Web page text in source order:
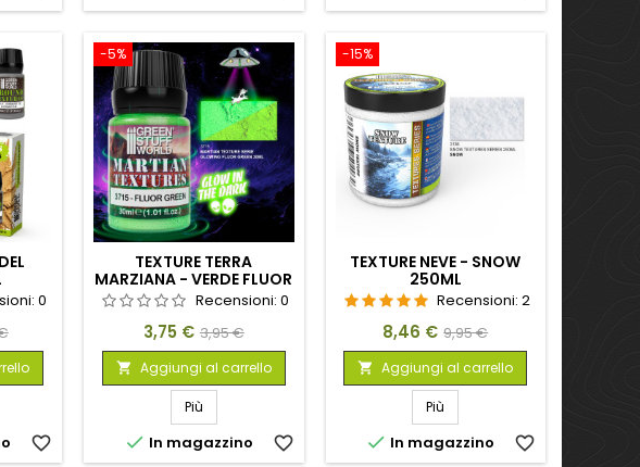
0
favorite_border
-5%
TEXTURE TERRA
MARZIANA - VERDE FLUOR
30MLRecensioni: 0
Prezzo
3,75 € Prezzo
base
3,95 €
 Aggiungi al carrello
Più
 In magazzino favorite_border
-15%
TEXTURE NEVE - SNOW
250ML
Recensioni:2
Prezzo
8,46 € Prezzo
base
9,95 €
 Aggiungi al carrello
Più
 In magazzino favorite_border